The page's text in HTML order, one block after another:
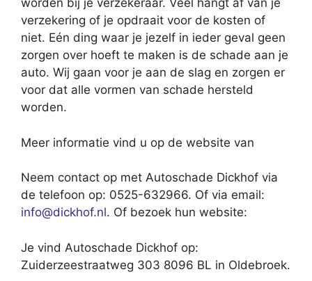
worden bij je verzekeraar. Veel hangt af van je
verzekering of je opdraait voor de kosten of
niet. Eén ding waar je jezelf in ieder geval geen
zorgen over hoeft te maken is de schade aan je
auto. Wij gaan voor je aan de slag en zorgen er
voor dat alle vormen van schade hersteld
worden.
Meer informatie vind u op de website van
Neem contact op met Autoschade Dickhof via
de telefoon op: 0525-632966. Of via email:
info@dickhof.nl. Of bezoek hun website:
Je vind Autoschade Dickhof op:
Zuiderzeestraatweg 303 8096 BL in Oldebroek.